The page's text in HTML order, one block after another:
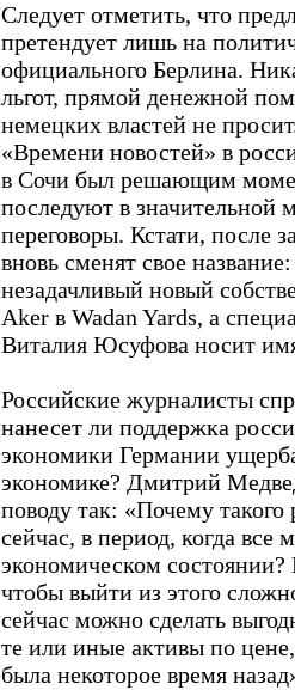
Следует отметить, что
претендует лишь на
официального Берлина.
льгот, прямой денежной
немецких властей не
«Времени новостей» в
в Сочи был решающим
последуют в значительной
переговоры. Кстати, после
вновь сменят свое
незадачливый новый
Aker в Wadan Yards, а
Виталия Юсуфова носит
Российские журналисты
нанесет ли поддержка
экономики Германии
экономике? Дмитрий
поводу так: «Почему
сейчас, в период, когда
экономическом состоянии?
чтобы выйти из этого
сейчас можно сделать
те или иные активы по
была некоторое время